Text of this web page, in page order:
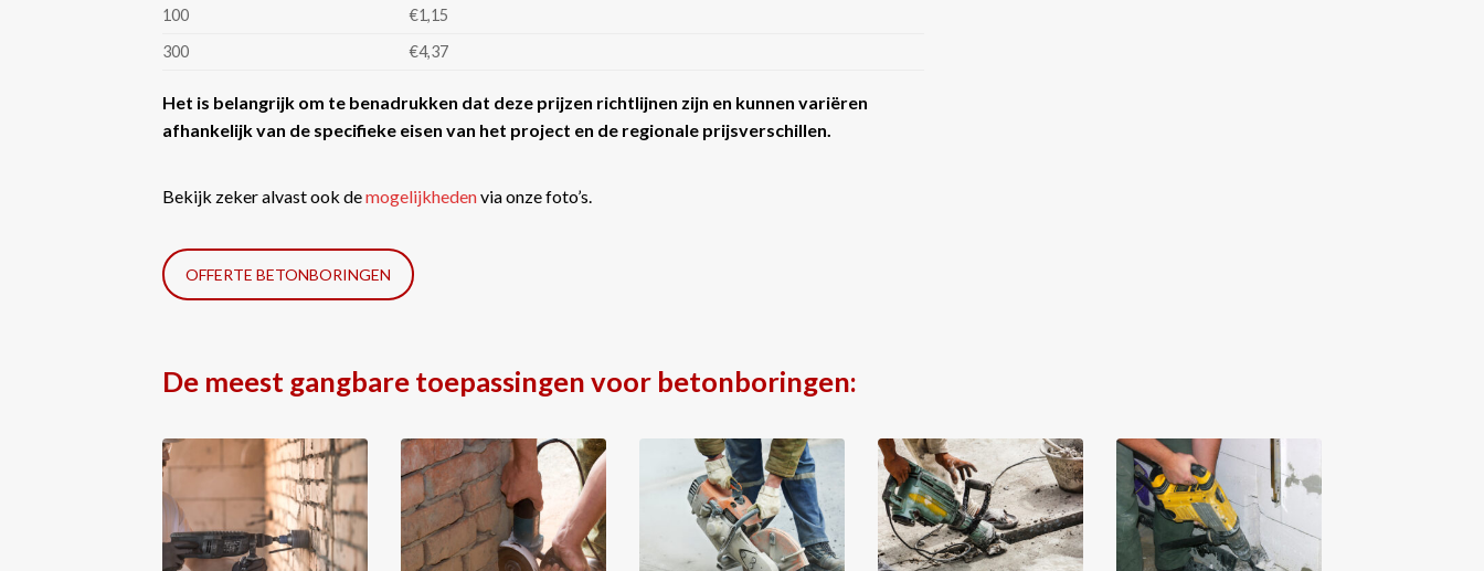
100
€1,15
300
€4,37
Het is belangrijk om te benadrukken dat deze prijzen richtlijnen zijn en kunnen variëren
afhankelijk van de specifieke eisen van het project en de regionale prijsverschillen.
Bekijk zeker alvast ook demogelijkhedenvia onze foto’s.
OFFERTE BETONBORINGEN
De meest gangbare toepassingen voor betonboringen: